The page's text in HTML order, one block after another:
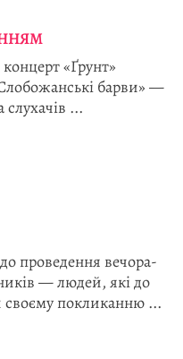
«Ґрунт»
барви» —
...
проведення вечора-
— людей, які до
своєму покликанню ...